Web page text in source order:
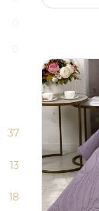
0
0
37
13
18